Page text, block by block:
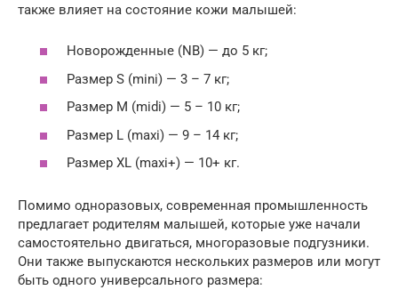
также влияет на состояние кожи малышей:
Новорожденные (NB) — до 5 кг;
Размер S (mini) — 3 – 7 кг;
Размер M (midi) — 5 – 10 кг;
Размер L (maxi) — 9 – 14 кг;
Размер XL (maxi+) — 10+ кг.
Помимо одноразовых, современная промышленность
предлагает родителям малышей, которые уже начали
самостоятельно двигаться, многоразовые подгузники.
Они также выпускаются нескольких размеров или могут
быть одного универсального размера: